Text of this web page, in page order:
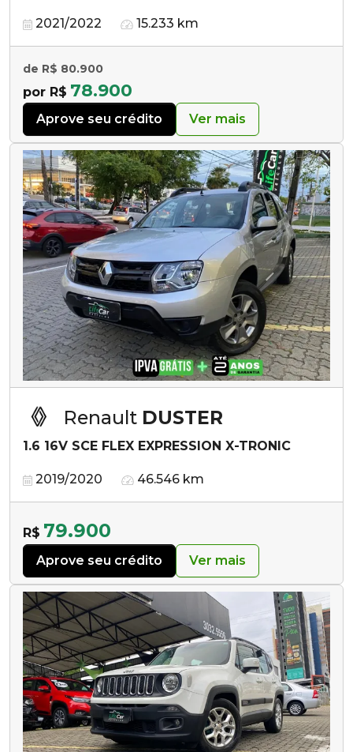
2021/2022 15.233 km
de R$ 80.900
por R$ 78.900
Aprove seu crédito Ver mais
Renault DUSTER
1.6 16V SCE FLEX EXPRESSION X-TRONIC
2019/2020 46.546 km
R$ 79.900
Aprove seu crédito Ver mais